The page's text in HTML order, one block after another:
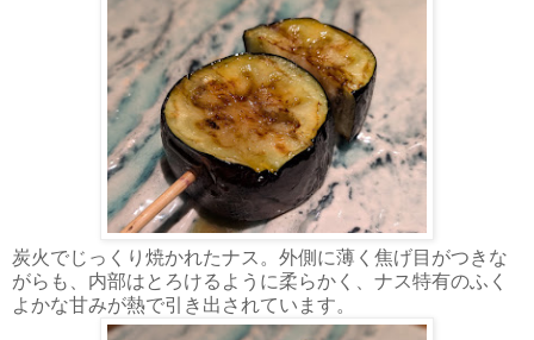
炭火でじっくり焼かれたナス。外側に薄く焦げ目がつきな
がらも、内部はとろけるように柔らかく、ナス特有のふく
よかな甘みが熱で引き出されています。